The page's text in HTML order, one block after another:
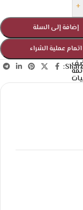
+
إضافة إلى السلة
اتمام عملية الشراء